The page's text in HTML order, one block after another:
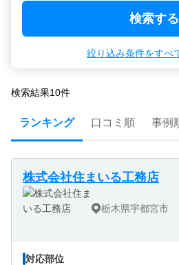
検索する
絞り込み条件をすべ
検索結果10件
ランキング 口コミ順 事例
株式会社住まいる工務店
栃木県宇都宮市
対応部位